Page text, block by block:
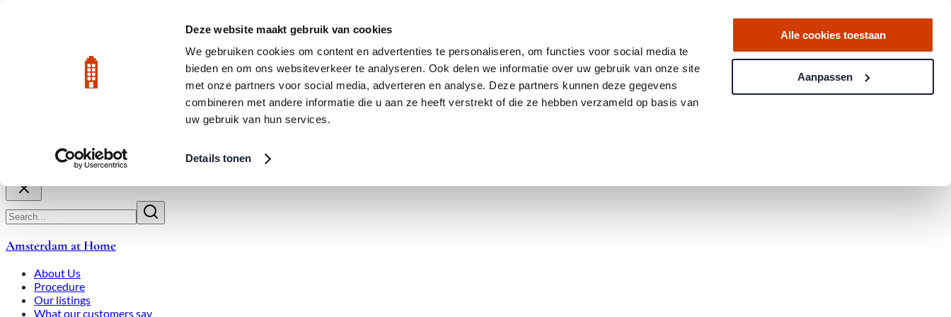
Deze website maakt gebruik van cookies
We gebruiken cookies om content en advertenties te personaliseren, om functies voor social media te
bieden en om ons websiteverkeer te analyseren. Ook delen we informatie over uw gebruik van onze site
met onze partners voor social media, adverteren en analyse. Deze partners kunnen deze gegevens
combineren met andere informatie die u aan ze heeft verstrekt of die ze hebben verzameld op basis van
uw gebruik van hun services.
Details tonen
Alle cookies toestaan
Aanpassen
Amsterdam at Home
About Us
Procedure
Our listings
What our customers say